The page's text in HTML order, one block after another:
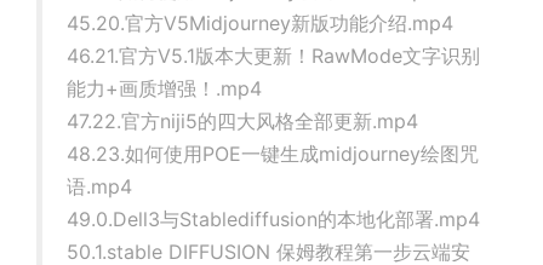
45.20.官方V5Midjourney新版功能介绍.mp4
46.21.官方V5.1版本大更新！RawMode文字识别
能力+画质增强！.mp4
47.22.官方niji5的四大风格全部更新.mp4
48.23.如何使用POE一键生成midjourney绘图咒
语.mp4
49.0.Dell3与Stablediffusion的本地化部署.mp4
50.1.stable DIFFUSION 保姆教程第一步云端安